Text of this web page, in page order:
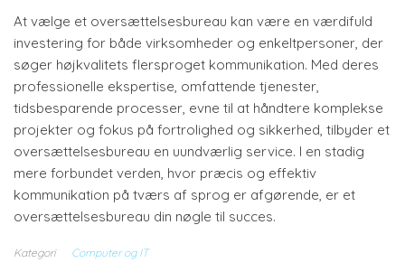
At vælge et oversættelsesbureau kan være en værdifuld
investering for både virksomheder og enkeltpersoner, der
søger højkvalitets flersproget kommunikation. Med deres
professionelle ekspertise, omfattende tjenester,
tidsbesparende processer, evne til at håndtere komplekse
projekter og fokus på fortrolighed og sikkerhed, tilbyder et
oversættelsesbureau en uundværlig service. I en stadig
mere forbundet verden, hvor præcis og effektiv
kommunikation på tværs af sprog er afgørende, er et
oversættelsesbureau din nøgle til succes.
Kategori Computer og IT